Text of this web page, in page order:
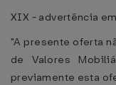
XIX - advertência
"A presente oferta
de Valores
previamente esta